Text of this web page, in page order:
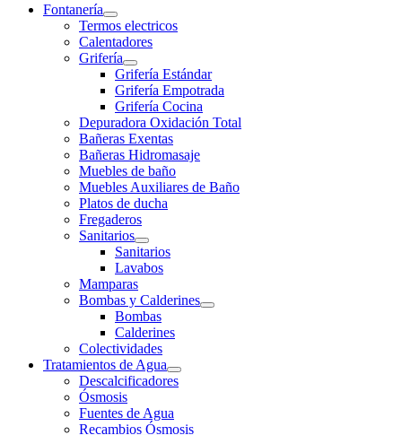
Fontanería
Termos electricos
Calentadores
Grifería
Grifería Estándar
Grifería Empotrada
Grifería Cocina
Depuradora Oxidación Total
Bañeras Exentas
Bañeras Hidromasaje
Muebles de baño
Muebles Auxiliares de Baño
Platos de ducha
Fregaderos
Sanitarios
Sanitarios
Lavabos
Mamparas
Bombas y Calderines
Bombas
Calderines
Colectividades
Tratamientos de Agua
Descalcificadores
Ósmosis
Fuentes de Agua
Recambios Ósmosis